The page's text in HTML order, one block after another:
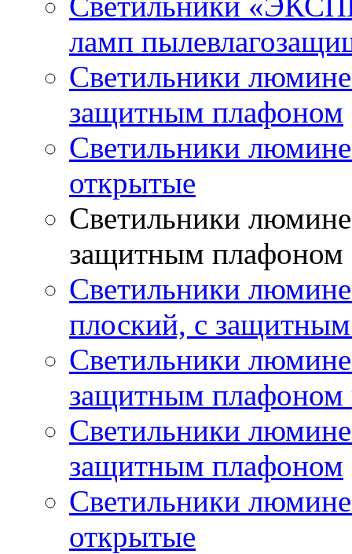
ламп
Светильники
защитным плафоном
Светильники
открытые
Светильники
защитным плафоном
Светильники
плоский, с
Светильники
защитным плафоном
Светильники
защитным плафоном
Светильники
открытые